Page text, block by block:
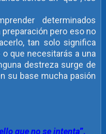
determinados
pero eso no
tan solo significa
que necesitarás a una
destreza surge de
su base mucha pasión
que no se intenta”.